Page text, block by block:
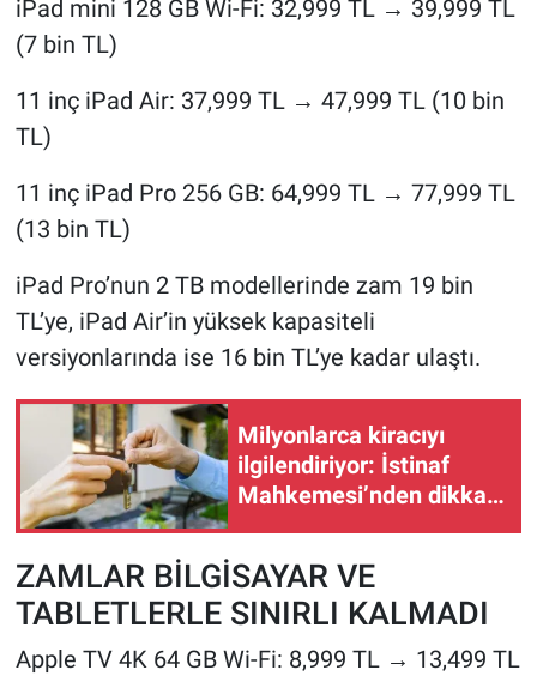
iPad mini 128 GB Wi-Fi: 32,999 TL → 39,999 TL
(7 bin TL)
11 inç iPad Air: 37,999 TL → 47,999 TL (10 bin
TL)
11 inç iPad Pro 256 GB: 64,999 TL → 77,999 TL
(13 bin TL)
iPad Pro’nun 2 TB modellerinde zam 19 bin
TL’ye, iPad Air’in yüksek kapasiteli
versiyonlarında ise 16 bin TL’ye kadar ulaştı.
Milyonlarca kiracıyı
ilgilendiriyor: İstinaf
Mahkemesi’nden dikkat
ZAMLAR BİLGİSAYAR VE
TABLETLERLE SINIRLI KALMADI
Apple TV 4K 64 GB Wi-Fi: 8,999 TL → 13,499 TL